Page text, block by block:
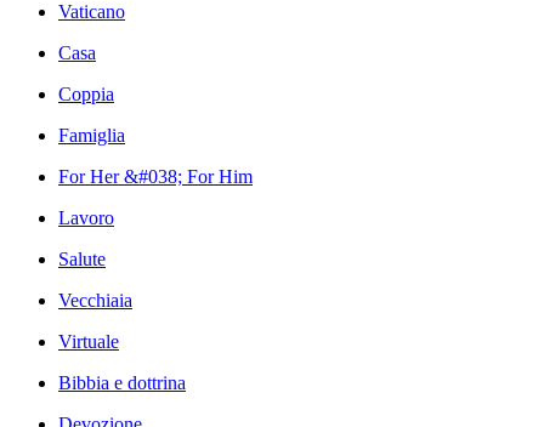
Vaticano
Casa
Coppia
Famiglia
For Her &#038; For Him
Lavoro
Salute
Vecchiaia
Virtuale
Bibbia e dottrina